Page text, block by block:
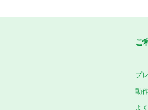
ご
プ
動
よ